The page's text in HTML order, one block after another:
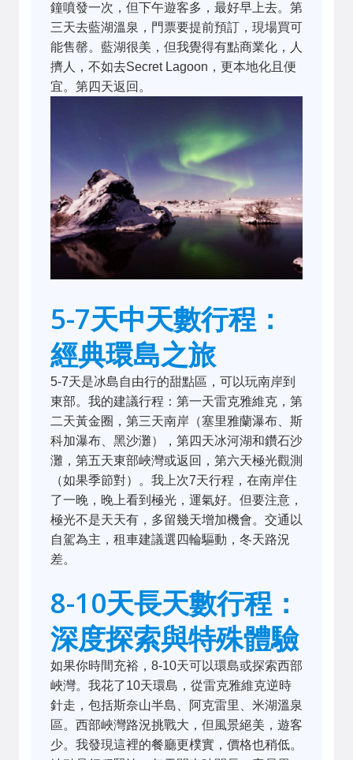
鐘噴發一次，但下午遊客多，最好早上去。第
三天去藍湖溫泉，門票要提前預訂，現場買可
能售罄。藍湖很美，但我覺得有點商業化，人
擠人，不如去Secret Lagoon，更本地化且便
宜。第四天返回。
5-7天中天數行程：
經典環島之旅
5-7天是冰島自由行的甜點區，可以玩南岸到
東部。我的建議行程：第一天雷克雅維克，第
二天黃金圈，第三天南岸（塞里雅蘭瀑布、斯
科加瀑布、黑沙灘），第四天冰河湖和鑽石沙
灘，第五天東部峽灣或返回，第六天極光觀測
（如果季節對）。我上次7天行程，在南岸住
了一晚，晚上看到極光，運氣好。但要注意，
極光不是天天有，多留幾天增加機會。交通以
自駕為主，租車建議選四輪驅動，冬天路況
差。
8-10天長天數行程：
深度探索與特殊體驗
如果你時間充裕，8-10天可以環島或探索西部
峽灣。我花了10天環島，從雷克雅維克逆時
針走，包括斯奈山半島、阿克雷里、米湖溫泉
區。西部峽灣路況挑戰大，但風景絕美，遊客
少。我發現這裡的餐廳更樸實，價格也稍低。